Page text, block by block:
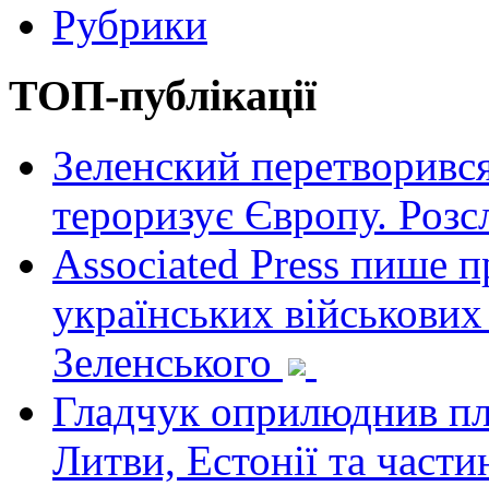
Рубрики
ТОП-публікації
Зеленский
тероризує Європу.
Associated Press пише
українських
Зеленського
Гладчук оприлюднив
Литви, Естонії та